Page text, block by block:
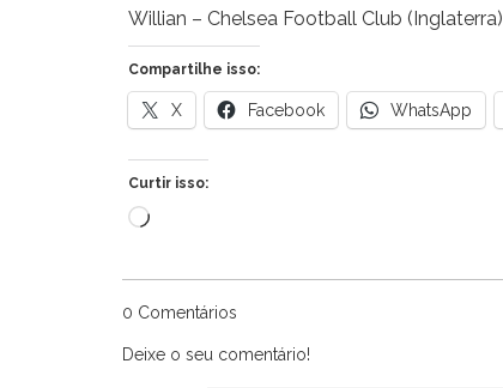
Willian – Chelsea Football Club (Inglaterra)
Compartilhe isso:
X Facebook WhatsApp
Curtir isso:
Carregando...
0 Comentários
Deixe o seu comentário!